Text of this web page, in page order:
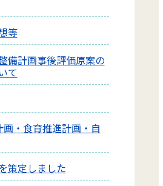
等
備計画事後評価原案の
て
・食育推進計画・自
策定しました